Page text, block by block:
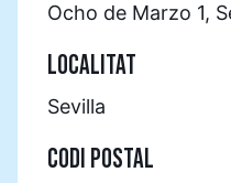
Ocho de Marzo 1,
LOCALITAT
Sevilla
CODI POSTAL